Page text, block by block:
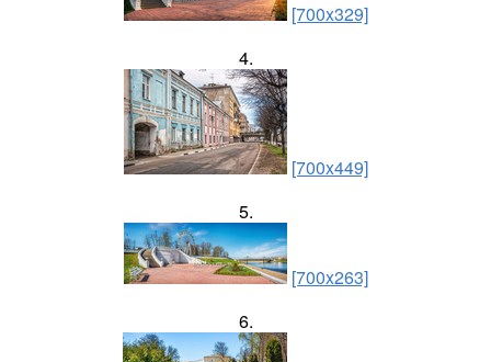
[700x329]
4.
[700x449]
5.
[700x263]
6.